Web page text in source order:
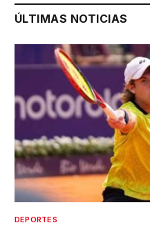
ÚLTIMAS NOTICIAS
DEPORTES